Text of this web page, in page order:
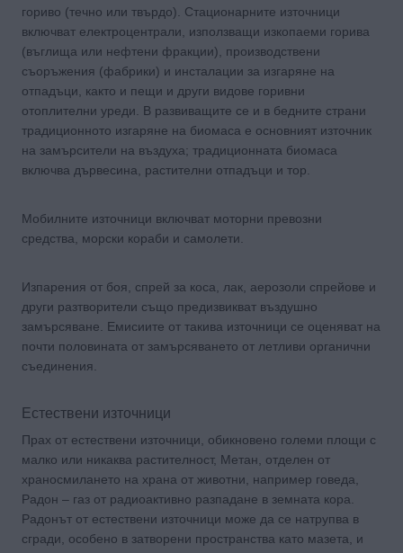
гориво (течно или твърдо). Стационарните източници
включват електроцентрали, използващи изкопаеми горива
(въглища или нефтени фракции), производствени
съоръжения (фабрики) и инсталации за изгаряне на
отпадъци, както и пещи и други видове горивни
отоплителни уреди. В развиващите се и в бедните страни
традиционното изгаряне на биомаса е основният източник
на замърсители на въздуха; традиционната биомаса
включва дървесина, растителни отпадъци и тор.
Мобилните източници включват моторни превозни
средства, морски кораби и самолети.
Изпарения от боя, спрей за коса, лак, аерозоли спрейове и
други разтворители също предизвикват въздушно
замърсяване. Емисиите от такива източници се оценяват на
почти половината от замърсяването от летливи органични
съединения.
Естествени източници
Прах от естествени източници, обикновено големи площи с
малко или никаква растителност, Метан, отделен от
храносмилането на храна от животни, например говеда,
Радон – газ от радиоактивно разпадане в земната кора.
Радонът от естествени източници може да се натрупва в
сгради, особено в затворени пространства като мазета, и